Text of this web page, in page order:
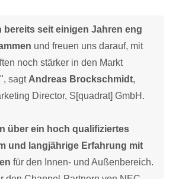
bereits seit einigen Jahren eng
und freuen uns darauf, mit
noch stärker in den Markt
sagt Andreas Brockschmidt,
Director, S[quadrat] GmbH.
über ein hoch qualifiziertes
und langjährige Erfahrung mit
für den Innen- und Außenbereich.